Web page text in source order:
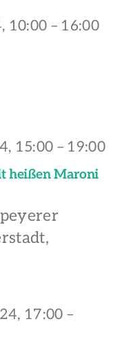
10:00 – 16:00
heißen Maroni
15:00 – 19:00
17:00 –